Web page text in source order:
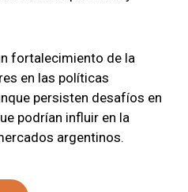
fortalecimiento de la
en las políticas
persisten desafíos en
podrían influir en la
argentinos.